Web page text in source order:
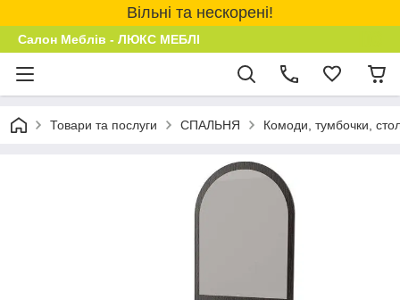
Вільні та нескорені!
Салон Меблів - ЛЮКС МЕБЛІ
Товари та послуги СПАЛЬНЯ Комоди, тумбочки,